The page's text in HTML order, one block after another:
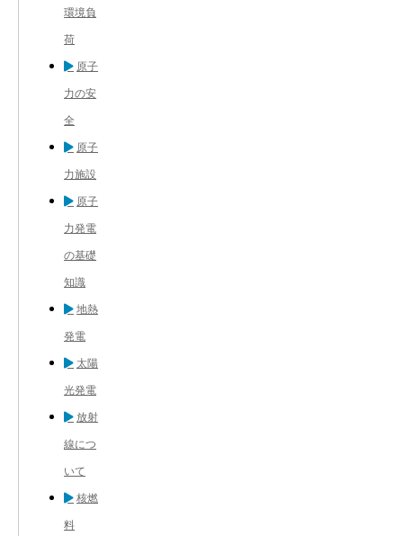
環境負
荷
原子
力の安
全
原子
力施設
原子
力発電
の基礎
知識
地熱
発電
太陽
光発電
放射
線につ
いて
核燃
料